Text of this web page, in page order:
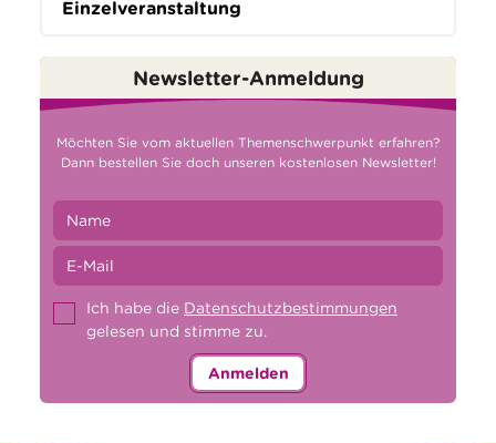
Einzelveranstaltung
Newsletter-Anmeldung
Möchten Sie vom aktuellen Themenschwerpunkt erfahren?
Dann bestellen Sie doch unseren kostenlosen Newsletter!
Ich habe die Datenschutzbestimmungen
gelesen und stimme zu.
Anmelden